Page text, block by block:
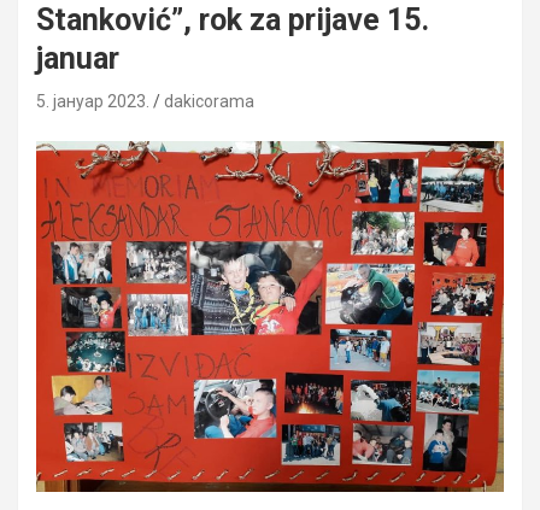
Stanković”, rok za prijave 15.
januar
5. јануар 2023. dakicorama